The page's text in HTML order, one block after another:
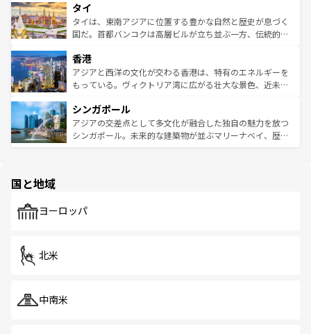
リティに包まれながら、韓国の多彩な魅力を心ゆくまで味
わってみてほしい。 なお、新着の韓国情報はコンテンツ一
覧を参照してほしい。
急速な発展と共に伝統が息づく。ハノイの古い町並みやホ
ーチミン市のフランス統治時代の建物も、独特の雰囲気を
醸し出している。また、バラエティの豊かさとおいしさで
とつ。フォーやバインミー、ベトナムコーヒーなどは、ぜ
ひ現地で味わいたい。どの地域を訪れてもあたたかい人々
が旅行者を迎えてくれるので、きっと忘れられない旅にな
参照してほしい。
タイ
タイは、東南アジアに位置する豊かな自然と歴史が息づく
国だ。首都バンコクは高層ビルが立ち並ぶ一方、伝統的な
の活気が交差している。北部ではチェンマイなどの山岳地
帯で自然と触れ合い、南部ではプーケットやクラビの美し
いビーチでリゾート気分を楽しむことができる。タイ料理
激する。気候は一年中温暖で、どの季節にも異なる楽しみ
が待っている。親しみやすいタイの人々、仏教を中心とし
た文化、そして多様な観光資源が、訪れる旅人を魅了し続
香港
アジアと西洋の文化が交わる香港は、特有のエネルギーを
もっている。ヴィクトリア湾に広がる壮大な景色、近未来
み、どこを訪れても感動するはず。観光スポットが密集し
ており、効率よく見どころを回れるのも魅力。息をのむよ
うな絶景から文化的な体験まで、香港を存分に楽しみ尽く
シンガポール
アジアの交差点として多文化が融合した独自の魅力を放つ
シンガポール。未来的な建築物が並ぶマリーナベイ、歴史
で、ホーカーズは地元の風情を楽しめる外せないスポット
国と地域
ヨーロッパ
北米
中南米